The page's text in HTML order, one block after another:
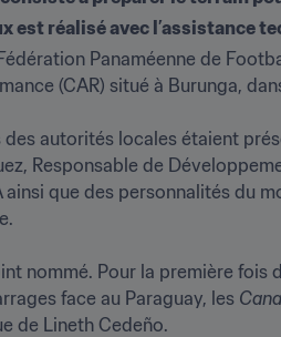
est réalisé avec l’assistance
Panaméenne de
(CAR) situé à Burunga,
autorités locales étaient
Responsable de
ainsi que des personnalités du
nommé. Pour la première fois
face au Paraguay, les
de Lineth Cedeño.